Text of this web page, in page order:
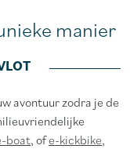
manier
avontuur zodra je de
boat, ofe-kickbike,